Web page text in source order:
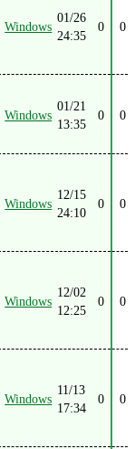
Windows
01/26
24:35
0 0
Windows
01/21
13:35
0 0
Windows
12/15
24:10
0 0
Windows
12/02
12:25
0 0
Windows
11/13
17:34
0 0